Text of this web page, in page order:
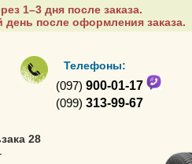
1–3 дня после заказа.
после оформления заказа.
28
Телефоны:
(097) 900-01-17
(099) 313-99-67